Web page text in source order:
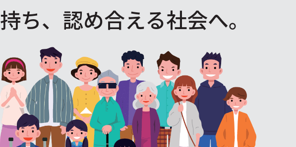
持ち、認め合える社会へ。